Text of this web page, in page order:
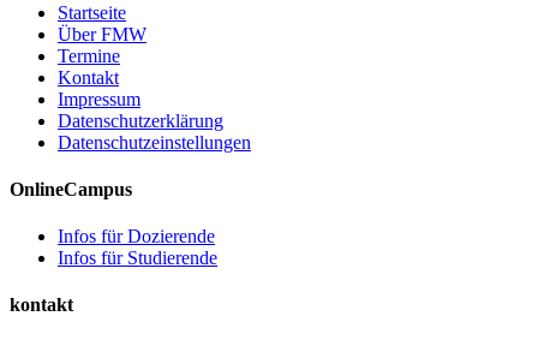
Startseite
Über FMW
Termine
Kontakt
Impressum
Datenschutzerklärung
Datenschutzeinstellungen
OnlineCampus
Infos für Dozierende
Infos für Studierende
kontakt